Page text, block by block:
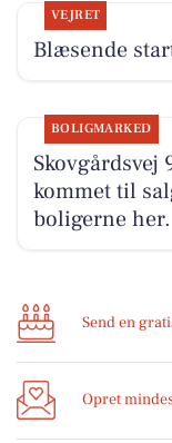
VEJRET
Blæsende
BOLIGMARKED
Skovgårdsvej
kommet til
boligerne her.
Send en
Opret